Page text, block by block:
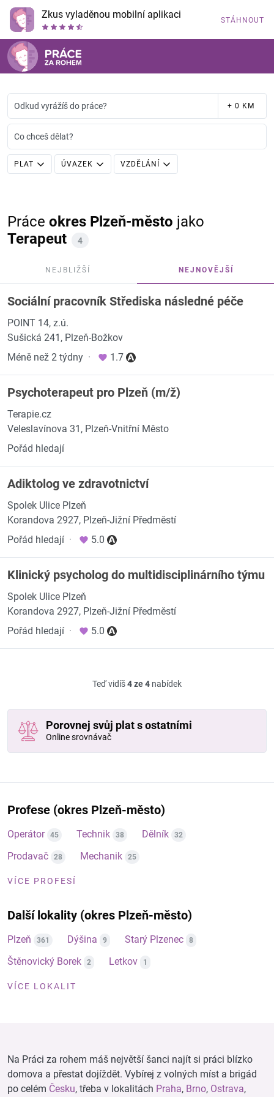
Zkus vyladěnou mobilní aplikaci STÁHNOUT
Odkud vyrážíš do práce? + 0 KM
Co chceš dělat?
PLAT ÚVAZEK VZDĚLÁNÍ
Práce okres Plzeň-město jako
Terapeut
4
NEJBLIŽŠÍ NEJNOVĚJŠÍ
Sociální pracovník Střediska následné péče
POINT 14, z.ú.
Sušická 241, Plzeň-Božkov
Méně než 2 týdny · 1.7
Psychoterapeut pro Plzeň (m/ž)
Terapie.cz
Veleslavínova 31, Plzeň-Vnitřní Město
Pořád hledají
Adiktolog ve zdravotnictví
Spolek Ulice Plzeň
Korandova 2927, Plzeň-Jižní Předměstí
Pořád hledají · 5.0
Klinický psycholog do multidisciplinárního týmu
Spolek Ulice Plzeň
Korandova 2927, Plzeň-Jižní Předměstí
Pořád hledají · 5.0
Teď vidíš4 ze 4 nabídek
Porovnej svůj plat s ostatními
Online srovnávač
Profese (okres Plzeň-město)
Operátor 45 Technik 38 Dělník 32
Prodavač 28 Mechanik 25
VÍCE PROFESÍ
Další lokality (okres Plzeň-město)
Plzeň 361 Dýšina 9 Starý Plzenec 8
Štěnovický Borek 2 Letkov 1
VÍCE LOKALIT
Na Práci za rohem máš největší šanci najít si práci blízko
domova a přestat dojíždět. Vybírej z volných míst a brigád
po celém Česku, třeba v lokalitách Praha, Brno, Ostrava,